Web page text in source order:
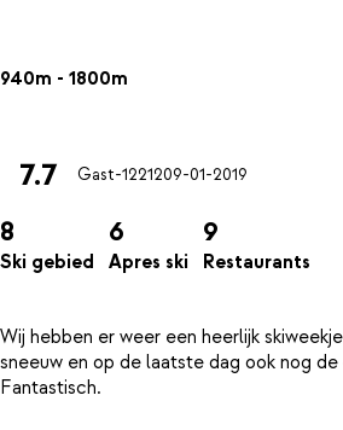
940m - 1800m
7.7 Gast-1221209-01-2019
8
Ski gebied
6
Apres ski
9
Restaurants
Wij hebben er weer een heerlijk
sneeuw en op de laatste dag ook nog